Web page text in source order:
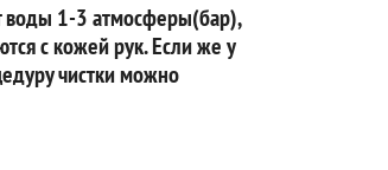
воды 1-3 атмосферы(бар),
с кожей рук. Если же у
чистки можно